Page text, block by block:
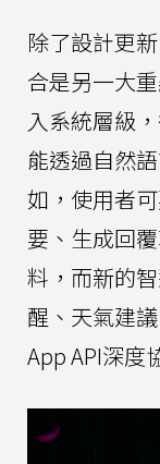
除了設計更
合是另一大
入系統層級
能透過自然
如，使用者
要、生成回
料，而新的
醒、天氣建
App API深度